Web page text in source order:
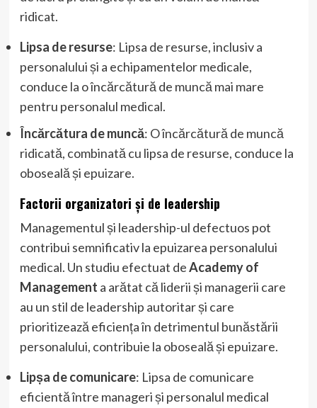
ridicat.
Lipsa de resurse: Lipsa de resurse, inclusiv a
personalului și a echipamentelor medicale,
conduce la o încărcătură de muncă mai mare
pentru personalul medical.
Încărcătura de muncă: O încărcătură de muncă
ridicată, combinată cu lipsa de resurse, conduce la
oboseală și epuizare.
Factorii organizatori și de leadership
Managementul și leadership-ul defectuos pot
contribui semnificativ la epuizarea personalului
medical. Un studiu efectuat deAcademy of
Management a arătat că liderii și managerii care
au un stil de leadership autoritar și care
prioritizează eficiența în detrimentul bunăstării
personalului, contribuie la oboseală și epuizare.
Lipșa de comunicare: Lipsa de comunicare
eficientă între manageri și personalul medical